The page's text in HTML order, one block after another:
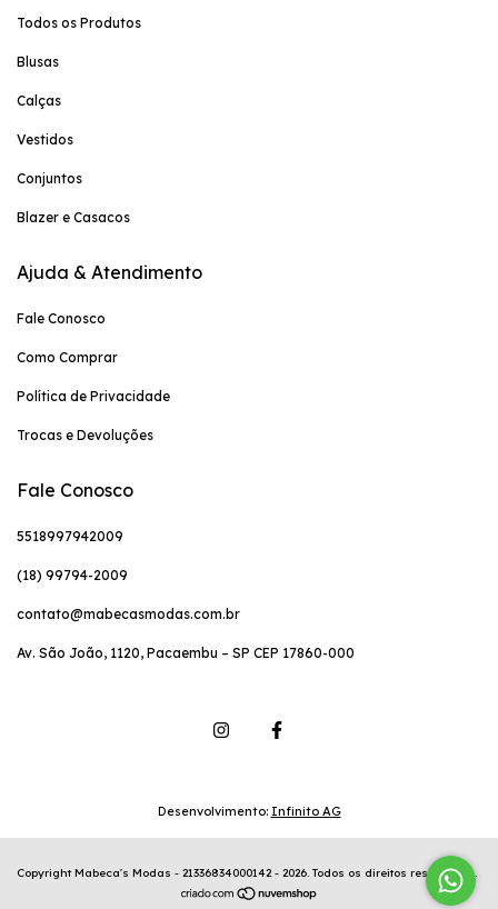
Todos os Produtos
Blusas
Calças
Vestidos
Conjuntos
Blazer e Casacos
Ajuda & Atendimento
Fale Conosco
Como Comprar
Política de Privacidade
Trocas e Devoluções
Fale Conosco
5518997942009
(18) 99794-2009
contato@mabecasmodas.com.br
Av. São João, 1120, Pacaembu – SP CEP 17860-000
Desenvolvimento: Infinito AG
Copyright Mabeca's Modas - 21336834000142 - 2026. Todos os direitos reservados.